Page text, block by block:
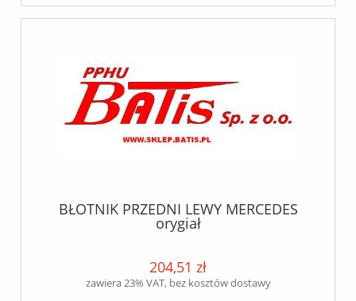
BŁOTNIK PRZEDNI LEWY MERCEDES
orygiał
204,51 zł
zawiera 23% VAT, bez kosztów dostawy